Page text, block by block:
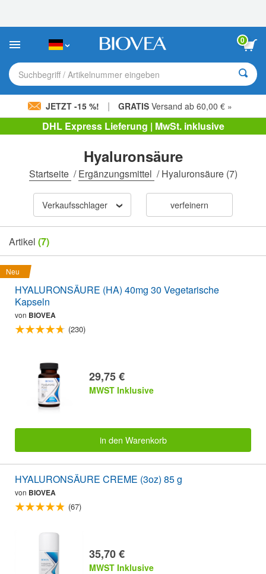
Sie:
Website
ein
Barrierefreiheitssystem.
0
Suchbegriff / Artikelnummer eingeben
JETZT -15 %! | GRATIS Versand ab 60,00 € »
DHL Express Lieferung | MwSt. inklusive
Hyaluronsäure
Startseite /Ergänzungsmittel /Hyaluronsäure(7)
Verkaufsschlager verfeinern
Artikel (7)
Neu
HYALURONSÄURE (HA) 40mg 30 Vegetarische
Kapseln
von BIOVEA
(230)
29,75 €
MWST Inklusive
in den Warenkorb
HYALURONSÄURE CREME (3oz) 85 g
von BIOVEA
(67)
35,70 €
MWST Inklusive